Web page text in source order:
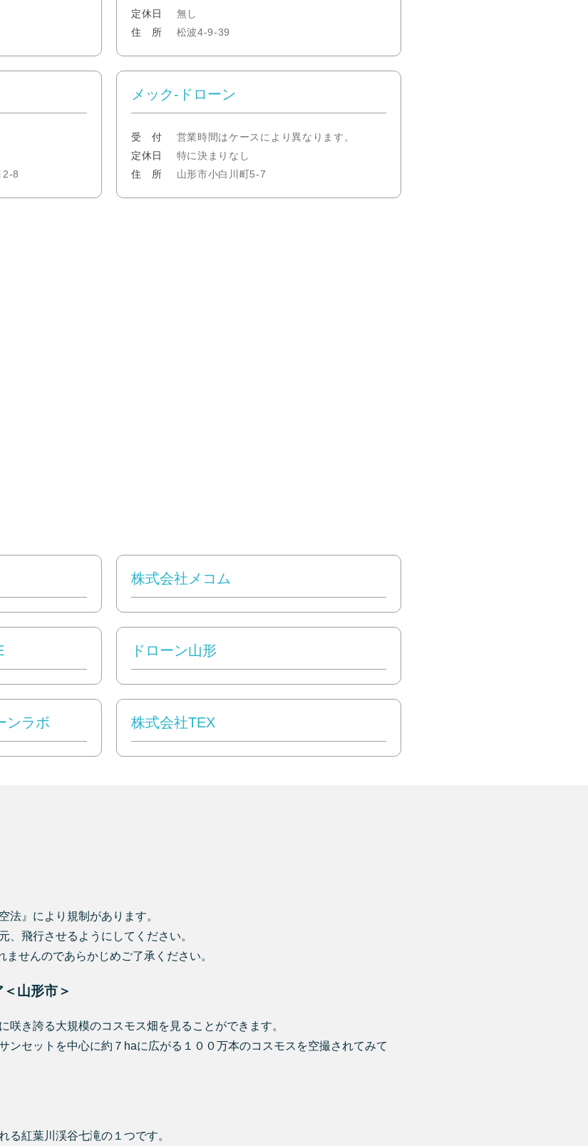
定休日
無し
住 所 松波4-9-39
8
メック-ドローン
受 付 営業時間はケースにより異なります。
定休日
特に決まりなし
住 所 山形市小白川町5-7
株式会社メコム
ドローン山形
ンラボ 株式会社TEX
』により規制があります。
、飛行させるようにしてください。
せんのであらかじめご了承ください。
山形市＞
咲き誇る大規模のコスモス畑を見ることができます。
ンセットを中心に約７haに広がる１００万本のコスモスを空撮されてみて
る紅葉川渓谷七滝の１つです。